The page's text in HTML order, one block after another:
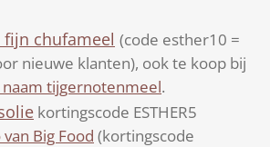
fijn chufameel (code esther10 =
nieuwe klanten), ook te koop bij
naam tijgernotenmeel.
kortingscode ESTHER5
van Big Food (kortingscode